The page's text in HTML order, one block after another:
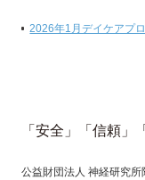
2026年1月デイケアプ
「安全」「信頼」
公益財団法人 神経研究所